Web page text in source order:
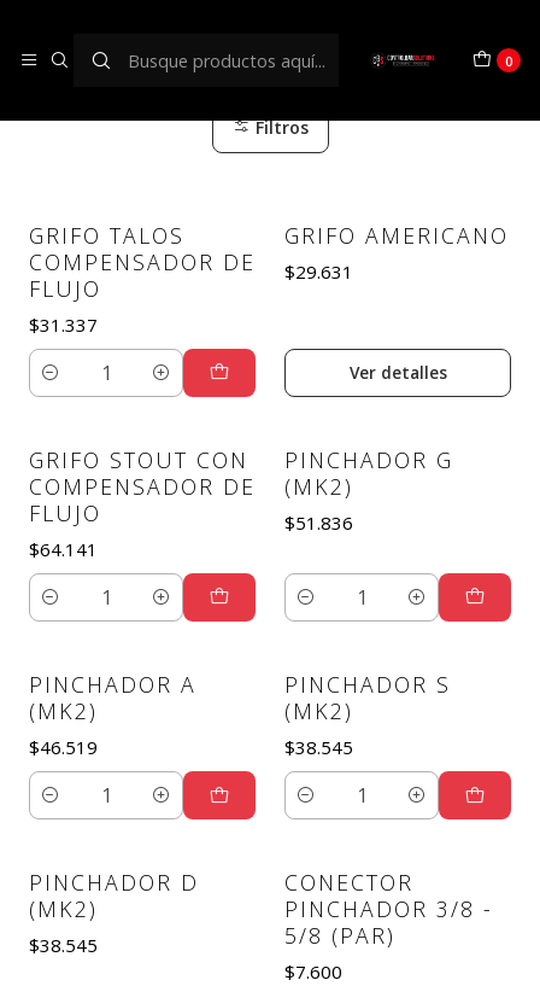
0
Grifos y Pinchadores
Filtros
GRIFO TALOS
COMPENSADOR DE
FLUJO
$31.337
Cantidad
Agotado
GRIFO AMERICANO
$29.631
Ver detalles
GRIFO STOUT CON
COMPENSADOR DE
FLUJO
$64.141
Cantidad
PINCHADOR G
(MK2)
$51.836
Cantidad
PINCHADOR A
(MK2)
$46.519
Cantidad
PINCHADOR S
(MK2)
$38.545
Cantidad
Agotado
PINCHADOR D
(MK2)
$38.545
CONECTOR
PINCHADOR 3/8 -
5/8 (PAR)
$7.600